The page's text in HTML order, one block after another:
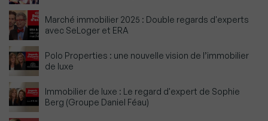
Marché immobilier 2025 : Double regards d'experts
avec SeLoger et ERA
Polo Properties : une nouvelle vision de l’immobilier
de luxe
Immobilier de luxe : Le regard d'expert de Sophie
Berg (Groupe Daniel Féau)